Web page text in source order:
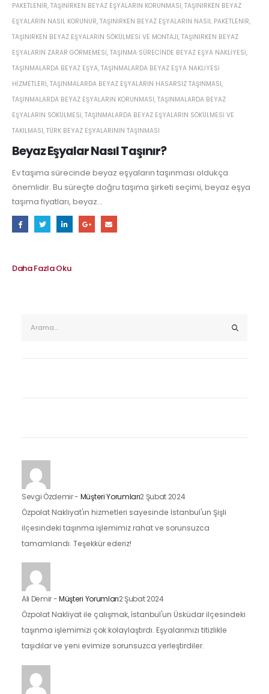
Beyaz Eşyalar Nasıl Taşınır?
PAKETLENIR, TAŞINIRKEN BEYAZ EŞYALARIN KORUNMASI, TAŞINIRKEN BEYAZ
EŞYALARIN NASIL KORUNUR, TAŞINIRKEN BEYAZ EŞYALARIN NASIL PAKETLENIR,
TAŞINIRKEN BEYAZ EŞYALARIN SÖKÜLMESI VE MONTAJI, TAŞINIRKEN BEYAZ
EŞYALARIN ZARAR GÖRMEMESI, TAŞINMA SÜRECINDE BEYAZ EŞYA NAKLIYESI,
TAŞINMALARDA BEYAZ EŞYA, TAŞINMALARDA BEYAZ EŞYA NAKLIYESI
HIZMETLERI, TAŞINMALARDA BEYAZ EŞYALARIN HASARSIZ TAŞINMASI,
TAŞINMALARDA BEYAZ EŞYALARIN KORUNMASI, TAŞINMALARDA BEYAZ
EŞYALARIN SÖKÜLMESI, TAŞINMALARDA BEYAZ EŞYALARIN SÖKÜLMESI VE
TAKILMASI, TÜRK BEYAZ EŞYALARININ TAŞINMASI
Ev taşıma sürecinde beyaz eşyaların taşınması oldukça
önemlidir. Bu süreçte doğru taşıma şirketi seçimi, beyaz eşya
taşıma fiyatları, beyaz...
Daha Fazla Oku
Sevgi Özdemir- Müşteri Yorumları2 Şubat 2024
Özpolat Nakliyat'ın hizmetleri sayesinde İstanbul'un Şişli
ilçesindeki taşınma işlemimiz rahat ve sorunsuzca
tamamlandı. Teşekkür ederiz!
Ali Demir-Müşteri Yorumları2 Şubat 2024
Özpolat Nakliyat ile çalışmak, İstanbul'un Üsküdar ilçesindeki
taşınma işlemimizi çok kolaylaştırdı. Eşyalarımızı titizlikle
taşıdılar ve yeni evimize sorunsuzca yerleştirdiler.